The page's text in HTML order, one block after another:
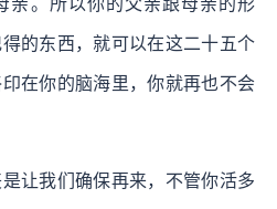
的东西，就可以在这二十五个
在你的脑海里，你就再也不会
让我们确保再来，不管你活多